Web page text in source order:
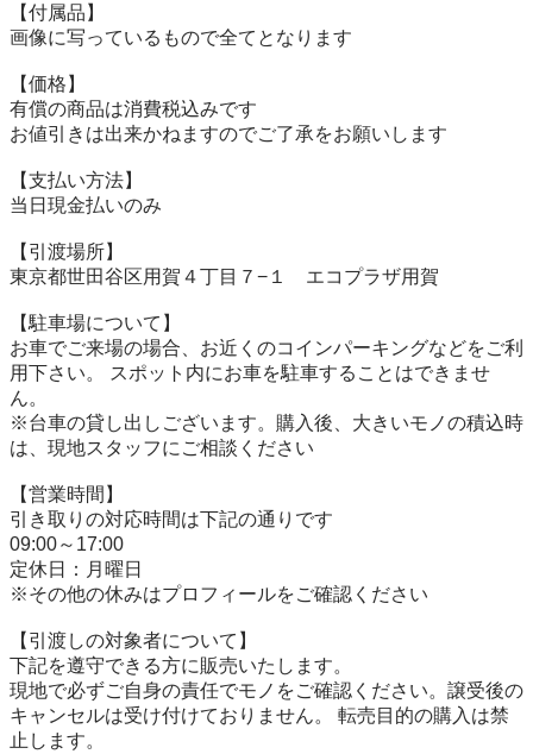
【付属品】
画像に写っているもので全てとなります
【価格】
有償の商品は消費税込みです
お値引きは出来かねますのでご了承をお願いします
【⽀払い⽅法】
当⽇現⾦払いのみ
【引渡場所】
東京都世田谷区用賀４丁目７−１　エコプラザ用賀
【駐⾞場について】
お車でご来場の場合、お近くのコインパーキングなどをご利
用下さい。 スポット内にお車を駐車することはできませ
ん。
※台⾞の貸し出しございます。購入後、大きいモノの積込時
は、現地スタッフにご相談ください
【営業時間】
引き取りの対応時間は下記の通りです
09:00～17:00
定休日：月曜日
※その他の休みはプロフィールをご確認ください
【引渡しの対象者について】
下記を遵守できる⽅に販売いたします。
現地で必ずご⾃⾝の責任でモノをご確認ください。譲受後の
キャンセルは受け付けておりません。 転売⽬的の購⼊は禁
⽌します。